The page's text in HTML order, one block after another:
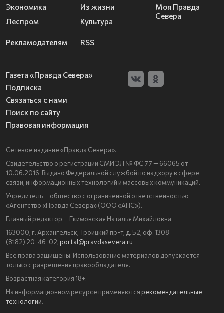
Экономика
Леспром
Из жизни
Культура
Моя Правда
Севера
Рекламодателям RSS
Газета «Правда Севера»
Подписка
Связаться с нами
Поиск по сайту
Правовая информация
Сетевое издание «Правда Севера».
Свидетельство о регистрации СМИ ЭЛ № ФС 77 — 66065 от
10.06.2016. Выдано Федеральной службой по надзору в сфере
связи, информационных технологий и массовых коммуникаций.
Учредитель — общество с ограниченной ответственностью
«Агентство «Правда Севера» (ООО «АПС»).
Главный редактор — Екимовская Наталья Михайловна
163000, г. Архангельск, Троицкий пр-т, д. 52, оф. 1308
(8182) 20-46-02, portal@pravdasevera.ru
Все права защищены. Использование материалов допускается
только с разрешения правообладателя.
Возрастная категория 18+.
На информационном ресурсе применяются рекомендательные
технологии.